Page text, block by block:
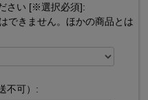
さい [※選択必須]:
できません。ほかの商品とは
不可）: